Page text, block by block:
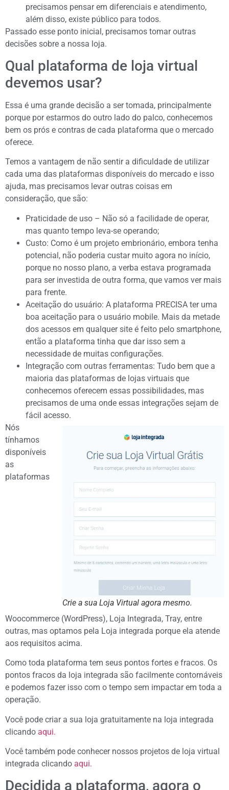
precisamos pensar em diferenciais e atendimento,
além disso, existe público para todos.
Passado esse ponto inicial, precisamos tomar outras
decisões sobre a nossa loja.
Qual plataforma de loja virtual
devemos usar?
Essa é uma grande decisão a ser tomada, principalmente
porque por estarmos do outro lado do palco, conhecemos
bem os prós e contras de cada plataforma que o mercado
oferece.
Temos a vantagem de não sentir a dificuldade de utilizar
cada uma das plataformas disponíveis do mercado e isso
ajuda, mas precisamos levar outras coisas em
consideração, que são:
Praticidade de uso – Não só a facilidade de operar,
mas quanto tempo leva-se operando;
Custo: Como é um projeto embrionário, embora tenha
potencial, não poderia custar muito agora no início,
porque no nosso plano, a verba estava programada
para ser investida de outra forma, que vamos ver mais
para frente.
Aceitação do usuário: A plataforma PRECISA ter uma
boa aceitação para o usuário mobile. Mais da metade
dos acessos em qualquer site é feito pelo smartphone,
então a plataforma tinha que dar isso sem a
necessidade de muitas configurações.
Integração com outras ferramentas: Tudo bem que a
maioria das plataformas de lojas virtuais que
conhecemos oferecem essas possibilidades, mas
precisamos de uma onde essas integrações sejam de
fácil acesso.
Crie a sua Loja Virtual agora mesmo.
Nós
tínhamos
disponíveis
as
plataformas
Woocommerce (WordPress), Loja Integrada, Tray, entre
outras, mas optamos pela Loja integrada porque ela atende
aos requisitos acima.
Como toda plataforma tem seus pontos fortes e fracos. Os
pontos fracos da loja integrada são facilmente contornáveis
e podemos fazer isso com o tempo sem impactar em toda a
operação.
Você pode criar a sua loja gratuitamente na loja integrada
clicando aqui.
Você também pode conhecer nossos projetos de loja virtual
integrada clicando aqui.
Decidida a plataforma, agora o